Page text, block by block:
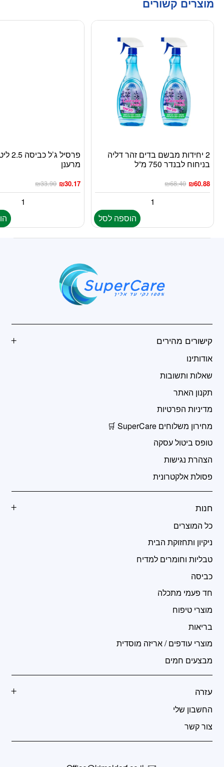
מוצרים קשורים
2 יחידות מבשם בדים זהר דליה
בניחוח לבנדר 750 מ”ל
₪68.40 ₪60.88
הוספה לסל
פרסיל
מרענן
₪33.90 ₪30.17
קישורים מהירים
אודותינו
שאלות ותשובות
תקנון האתר
מדיניות הפרטיות
מחירון משלוחים SuperCare 🛒
טופס ביטול עסקה
הצהרת נגישות
פסולת אלקטרונית
חנות
כל המוצרים
ניקיון ותחזוקת הבית
טבליות וחומרים למדיח
כביסה
חד פעמי מתכלה
מוצרי טיפוח
בריאות
מוצרי עודפים / אריזה מוסדית
מבצעים חמים
עזרה
החשבון שלי
צור קשר